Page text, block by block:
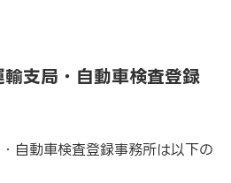
支局・自動車検査登録
自動車検査登録事務所は以下の